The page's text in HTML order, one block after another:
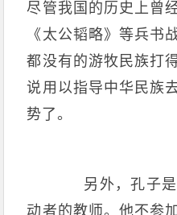
尽管我国的历史上曾
《太公韬略》等兵书
都没有的游牧民族打
说用以指导中华民族
势了。
另外，孔子是
动者的教师。他不参